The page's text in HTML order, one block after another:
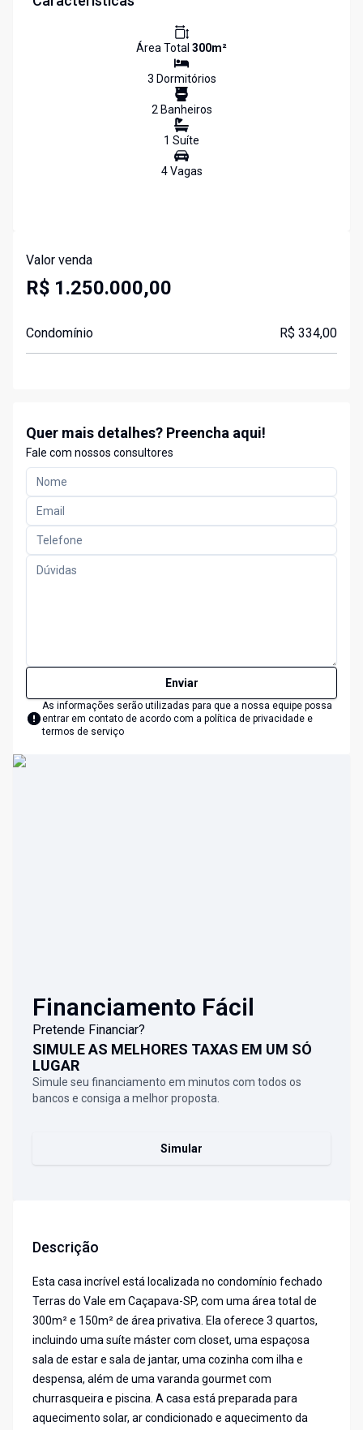
Área Total 300m²
3 Dormitórios
2Banheiros
1 Suíte
4Vagas
Valor venda
R$ 1.250.000,00
Condomínio R$ 334,00
Quer mais detalhes? Preencha aqui!
Fale com nossos consultores
Enviar
As informações serão utilizadas para que a nossa equipe possa
entrar em contato de acordo com a política de privacidade e
termos de serviço
Financiamento Fácil
Pretende Financiar?
SIMULE AS MELHORES TAXAS EM UM SÓ
LUGAR
Simule seu financiamento em minutos com todos os
bancos e consiga a melhor proposta.
Simular
Descrição
Esta casa incrível está localizada no condomínio fechado
Terras do Vale em Caçapava-SP, com uma área total de
300m² e 150m² de área privativa. Ela oferece 3 quartos,
incluindo uma suíte máster com closet, uma espaçosa
sala de estar e sala de jantar, uma cozinha com ilha e
despensa, além de uma varanda gourmet com
churrasqueira e piscina. A casa está preparada para
aquecimento solar, ar condicionado e aquecimento da